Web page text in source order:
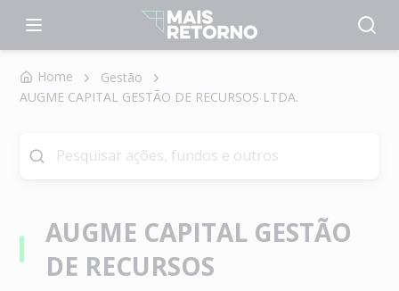
Home
Gestão
AUGME CAPITAL GESTÃO DE RECURSOS LTDA.
AUGME CAPITAL GESTÃO
DE RECURSOS